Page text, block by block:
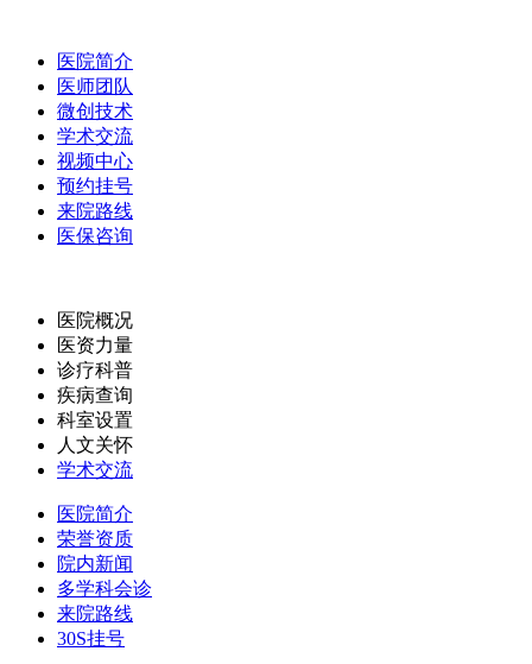
医院简介
医师团队
微创技术
学术交流
视频中心
预约挂号
来院路线
医保咨询
医院概况
医资力量
诊疗科普
疾病查询
科室设置
人文关怀
学术交流
医院简介
荣誉资质
院内新闻
多学科会诊
来院路线
30S挂号